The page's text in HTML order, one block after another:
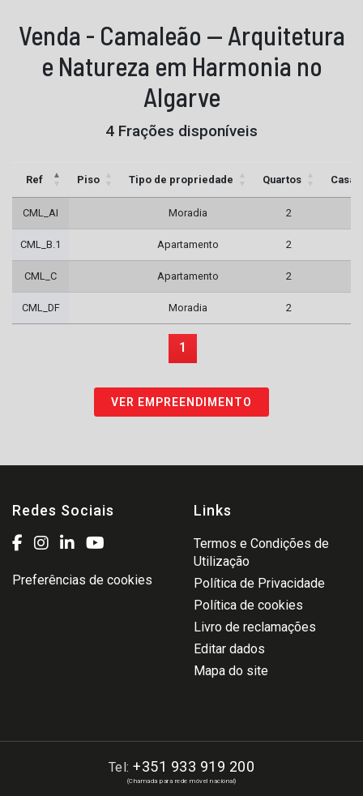
Venda - Camaleão — Arquitetura
e Natureza em Harmonia no
Algarve
4 Frações disponíveis
Ref Piso Tipo de propriedade Quartos
CML_AI Moradia 2
CML_B.1 Apartamento 2
CML_C Apartamento 2
CML_DF Moradia 2
1
VER EMPREENDIMENTO
Redes Sociais
Preferências de cookies
Links
Termos e Condições de
Utilização
Política de Privacidade
Política de cookies
Livro de reclamações
Editar dados
Mapa do site
Tel:+351 933 919 200
(Chamada para rede móvel nacional)